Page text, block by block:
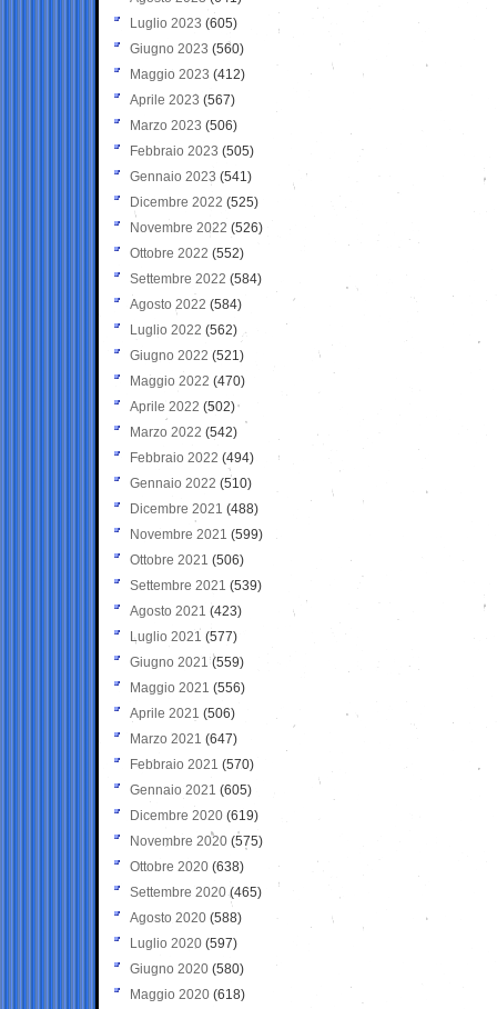
Luglio 2023 (605)
Giugno 2023 (560)
Maggio 2023 (412)
Aprile 2023 (567)
Marzo 2023 (506)
Febbraio 2023 (505)
Gennaio 2023 (541)
Dicembre 2022 (525)
Novembre 2022 (526)
Ottobre 2022 (552)
Settembre 2022 (584)
Agosto 2022 (584)
Luglio 2022 (562)
Giugno 2022 (521)
Maggio 2022 (470)
Aprile 2022 (502)
Marzo 2022 (542)
Febbraio 2022 (494)
Gennaio 2022 (510)
Dicembre 2021 (488)
Novembre 2021 (599)
Ottobre 2021 (506)
Settembre 2021 (539)
Agosto 2021 (423)
Luglio 2021 (577)
Giugno 2021(559)
Maggio 2021 (556)
Aprile 2021 (506)
Marzo 2021 (647)
Febbraio 2021 (570)
Gennaio 2021 (605)
Dicembre 2020 (619)
Novembre 2020 (575)
Ottobre 2020 (638)
Settembre 2020(465)
Agosto 2020 (588)
Luglio 2020 (597)
Giugno 2020 (580)
Maggio 2020 (618)